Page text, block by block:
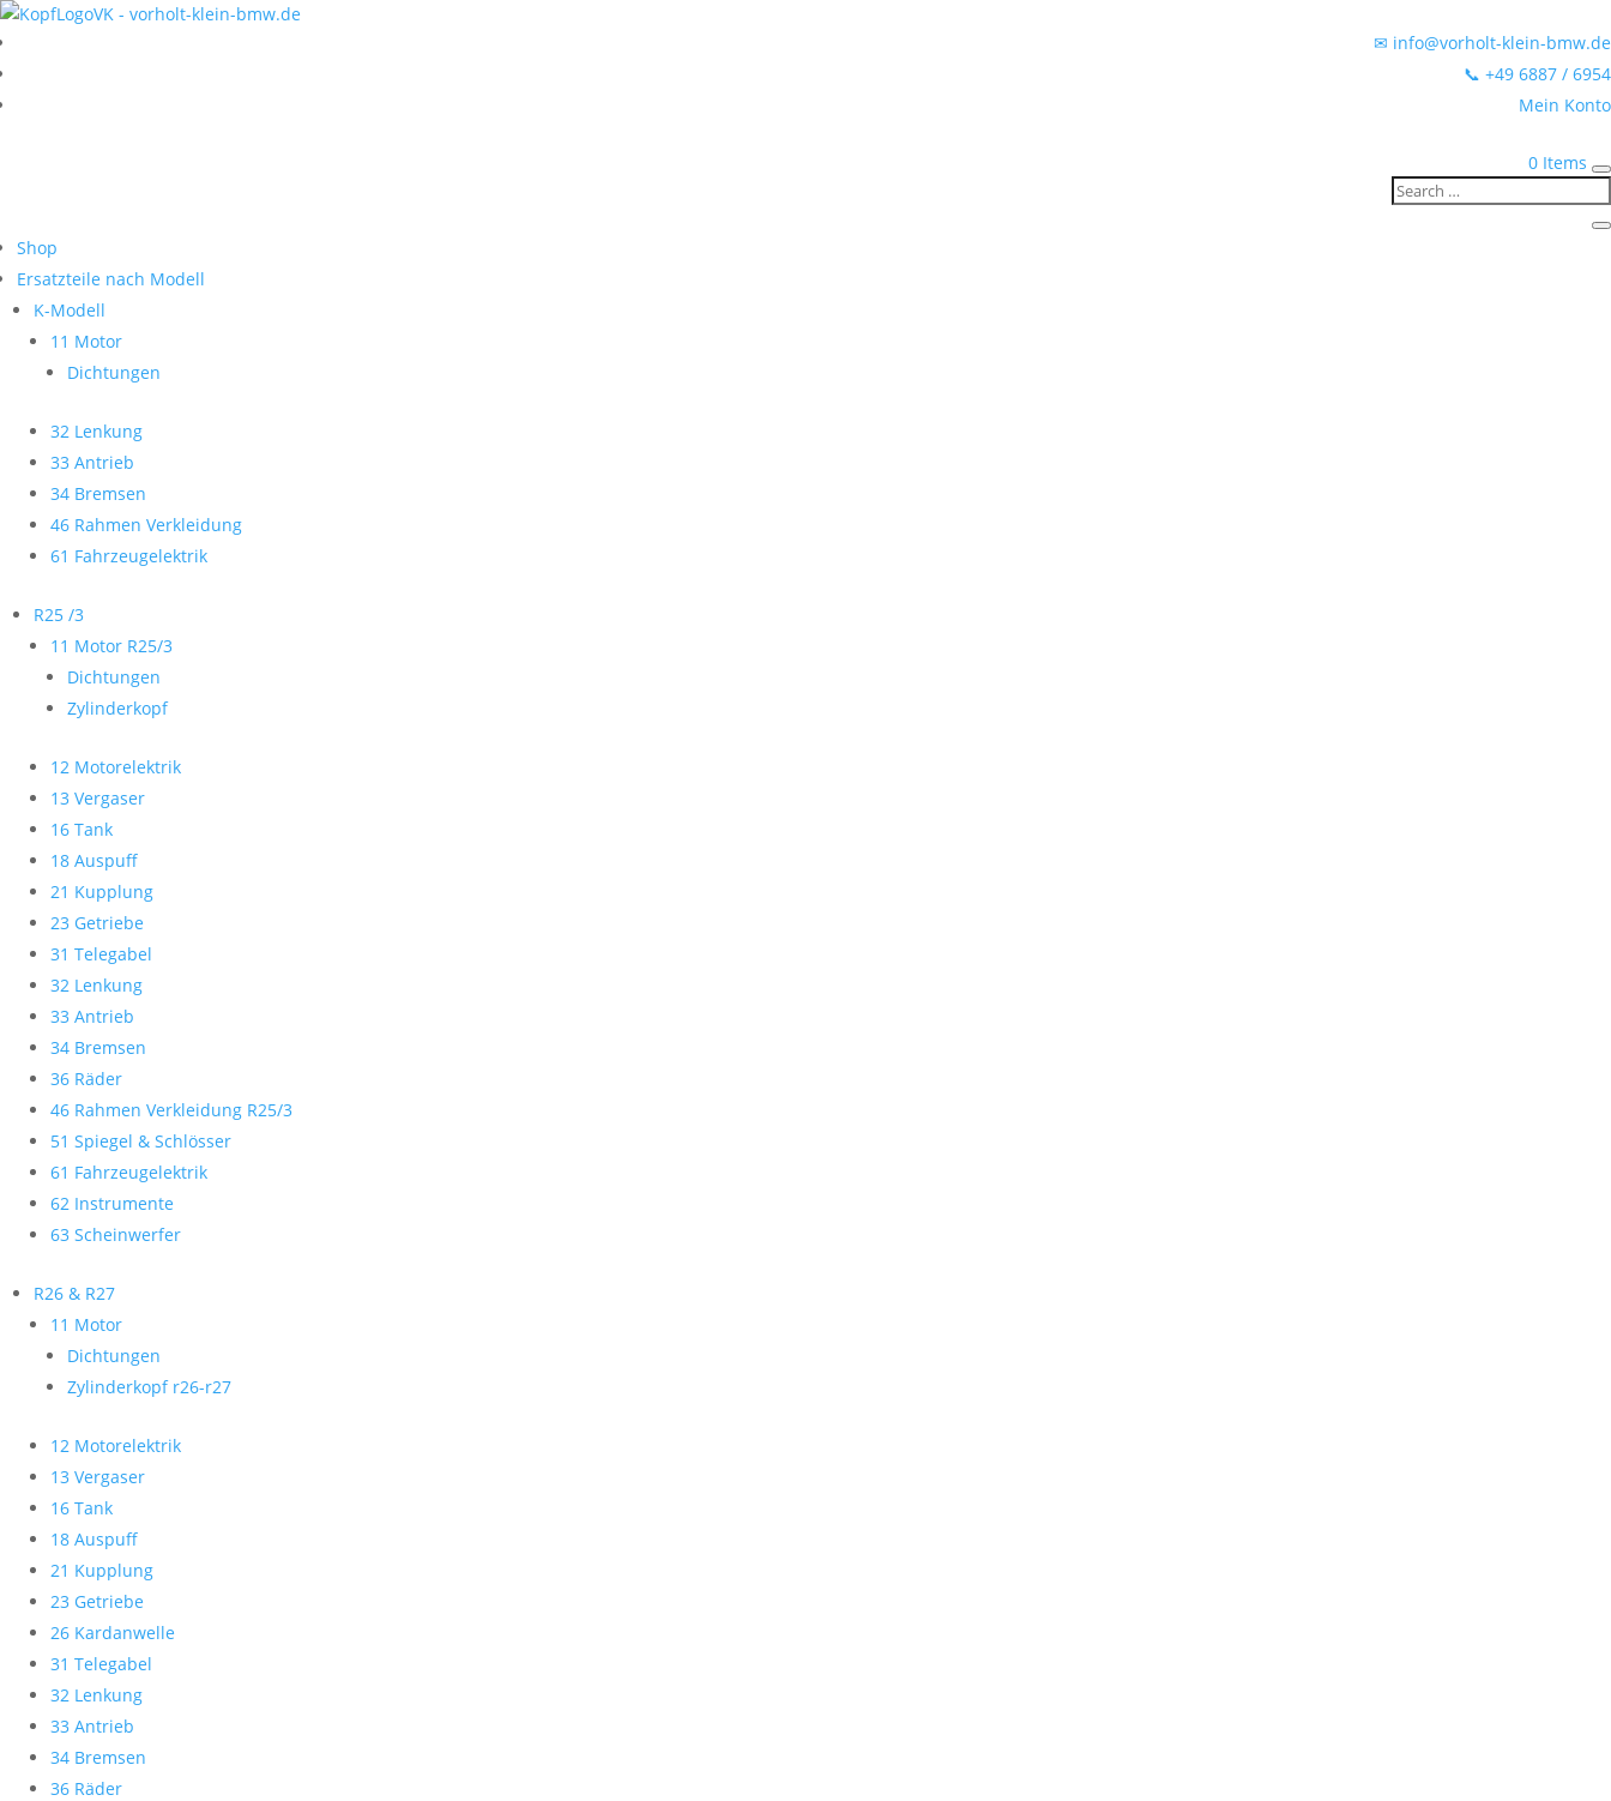
✉ info@vorholt-klein-bmw.de
📞 +49 6887 / 6954
Mein Konto
0 Items
Shop
Ersatzteile nach Modell
K-Modell
11 Motor
Dichtungen
32 Lenkung
33 Antrieb
34 Bremsen
46 Rahmen Verkleidung
61 Fahrzeugelektrik
R25 /3
11 Motor R25/3
Dichtungen
Zylinderkopf
12 Motorelektrik
13 Vergaser
16 Tank
18 Auspuff
21 Kupplung
23 Getriebe
31 Telegabel
32 Lenkung
33 Antrieb
34 Bremsen
36 Räder
46 Rahmen Verkleidung R25/3
51 Spiegel & Schlösser
61 Fahrzeugelektrik
62 Instrumente
63 Scheinwerfer
R26 & R27
11 Motor
Dichtungen
Zylinderkopf r26-r27
12 Motorelektrik
13 Vergaser
16 Tank
18 Auspuff
21 Kupplung
23 Getriebe
26 Kardanwelle
31 Telegabel
32 Lenkung
33 Antrieb
34 Bremsen
36 Räder